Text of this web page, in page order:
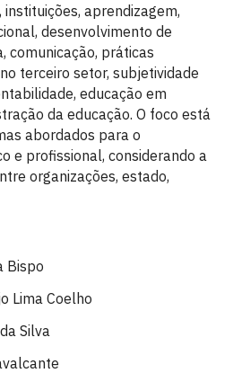
aprendizagem,
desenvolvimento de
comunicação, práticas
terceiro setor, subjetividade
educação em
da educação. O foco está
abordados para o
e profissional, considerando a
organizações, estado,
Bispo
Lima Coelho
Silva